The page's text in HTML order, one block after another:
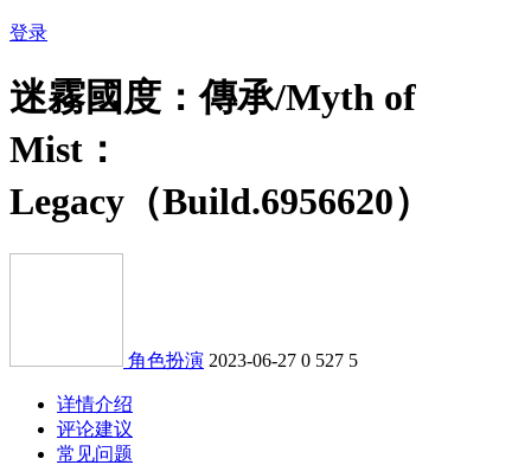
登录
迷霧國度：傳承/Myth of
Mist：
Legacy（Build.6956620）
角色扮演 2023-06-27 0 527 5
详情介绍
评论建议
常见问题